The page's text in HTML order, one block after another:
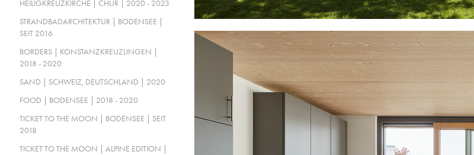
HEILIGKREUZKIRCHE | CHUR | 2020 - 2023
STRANDBADARCHITEKTUR | BODENSEE |
SEIT 2016
BORDERS | KONSTANZKREUZLINGEN |
2018 - 2020
SAND | SCHWEIZ, DEUTSCHLAND | 2020
FOOD | BODENSEE | 2018 - 2020
TICKET TO THE MOON | BODENSEE | SEIT
2018
TICKET TO THE MOON | ALPINE EDITION |